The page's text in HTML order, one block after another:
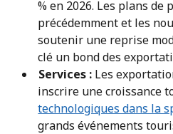
% en 2026. Les plans de
précédemment et les
soutenir une reprise
clé un bond des
Services : Les
inscrire une croissance
technologiques dans la
grands événements